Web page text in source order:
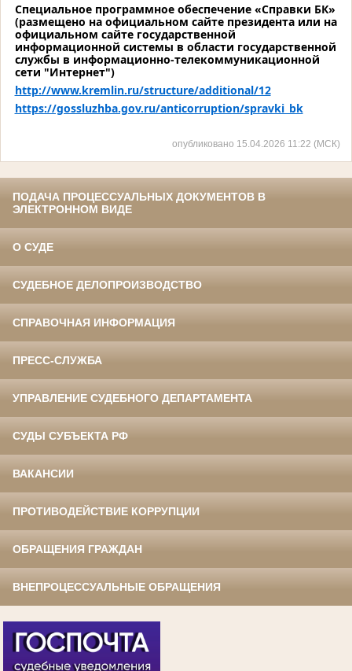
Специальное программное обеспечение «Справки БК»
(размещено на официальном сайте президента или на
официальном сайте государственной
информационной системы в области государственной
службы в информационно-телекоммуникационной
сети "Интернет")
http://www.kremlin.ru/structure/additional/12
https://gossluzhba.gov.ru/anticorruption/spravki_bk
опубликовано 15.04.2026 11:22 (МСК)
ПОДАЧА ПРОЦЕССУАЛЬНЫХ ДОКУМЕНТОВ В
ЭЛЕКТРОННОМ ВИДЕ
О СУДЕ
СУДЕБНОЕ ДЕЛОПРОИЗВОДСТВО
СПРАВОЧНАЯ ИНФОРМАЦИЯ
ПРЕСС-СЛУЖБА
УПРАВЛЕНИЕ СУДЕБНОГО ДЕПАРТАМЕНТА
СУДЫ СУБЪЕКТА РФ
ВАКАНСИИ
ПРОТИВОДЕЙСТВИЕ КОРРУПЦИИ
ОБРАЩЕНИЯ ГРАЖДАН
ВНЕПРОЦЕССУАЛЬНЫЕ ОБРАЩЕНИЯ